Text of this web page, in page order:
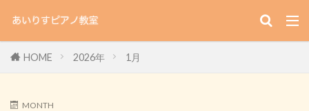
HOME 2026年 1月
MONTH